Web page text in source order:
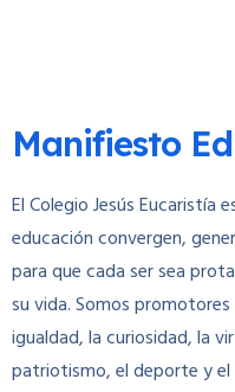
Manifiesto
El Colegio Jesús Eucaristía
educación convergen,
para que cada ser sea
su vida. Somos
igualdad, la curiosidad, la
patriotismo, el deporte y el